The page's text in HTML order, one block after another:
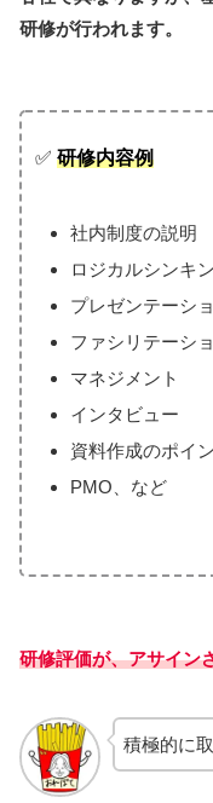
研修が行われます。
✅ 研修内容例
社内制度の説明
ロジカルシンキ
プレゼンテーシ
ファシリテーシ
マネジメント
インタビュー
資料作成のポイ
PMO、など
研修評価が、アサイン
積極的に